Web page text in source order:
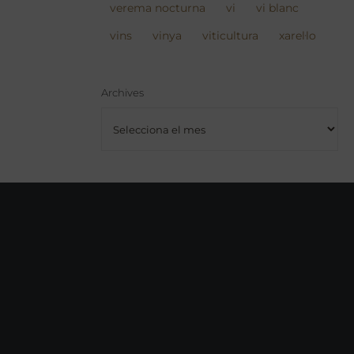
verema nocturna vi vi blanc
vins vinya viticultura xarel·lo
Archives